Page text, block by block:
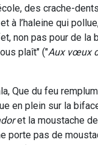
des crache-
à l’haleine qui
non pas pour de la
plaît" ("Aux vœux
Que du feu
en plein sur la
et la moustache de
porte pas de